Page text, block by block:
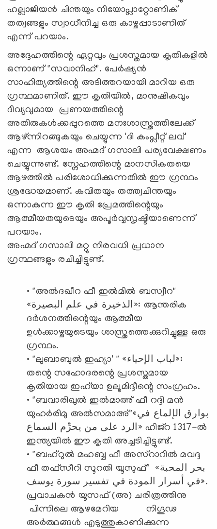
ഹല്ലാജിയൻ ചിന്തയും നിയോപ്ലാറ്റോണിക്
തത്വങ്ങളും സ്വാധീനിച്ച ഒരു കാഴ്ചപ്പാടാണിത്
എന്ന് പറയാം.
അദ്ദേഹത്തിന്റെ ഏറ്റവും പ്രശസ്തമായ കൃതികളിൽ
ഒന്നാണ് "സവാനിഹ്". പേർഷ്യൻ
സാഹിത്യത്തിന്റെ അടിത്തറയായി മാറിയ ഒരു
ഗ്രന്ഥമാണിത്. ഈ കൃതിയിൽ, മാനുഷികവും
ദിവ്യവുമായ പ്രണയത്തിന്റെ
അതിരുകൾക്കപ്പുറത്തെ മനഃശാസ്ത്രത്തിലേക്ക്
ആഴ്ന്നിറങ്ങുകയും ചെയ്യുന്ന 'ദി കംപ്ലീറ്റ് ലവ്'
എന്ന ആശയം അഹ്മദ് ഗസാലി പര്യവേക്ഷണം
ചെയ്യുന്നുണ്ട്. സ്നേഹത്തിന്റെ മാനസികതയെ
ആഴത്തിൽ പരിശോധിക്കുന്നതിൽ ഈ ഗ്രന്ഥം
ശ്രദ്ധേയമാണ്. കവിതയും തത്ത്വചിന്തയും
ഒന്നാകുന്ന ഈ കൃതി പ്രേമത്തിന്റെയും
ആത്മീയതയുടെയും അപൂർവ്വസൃഷ്ടിയാണെന്ന്
പറയാം.
അഹ്മദ് ഗസാലി മറ്റു നിരവധി പ്രധാന
ഗ്രന്ഥങ്ങളും രചിച്ചിട്ടുണ്ട്.
• "അൽദഖീറ ഫീ ഇൽമിൽ ബസ്വീറ"
«الذخيرة في علم البصيرة»: ആന്തരിക
ദർശനത്തിന്റെയും ആത്മീയ
ഉൾക്കാഴ്ചയുടെയും ശാസ്ത്രത്തെക്കുറിച്ചുള്ള ഒരു
ഗ്രന്ഥം.
• "ലുബാബുൽ ഇഹ്യാ' " «لباب الإحياء»:
തന്റെ സഹോദരന്റെ പ്രശസ്തമായ
കൃതിയായ ഇഹ്‍യാ ഉലൂമിദ്ദീന്റെ സംഗ്രഹം.
• "ബവാരിഖുൽ ഇൽമാഅ് ഫീ റദ്ദി മൻ
യുഹർരിമു അൽസമാഅ്"«بوارق الإلماع في
الرد على من يحرِّم السماع» ഹിജ്റ 1317-ൽ
ഇന്ത്യയിൽ ഈ കൃതി അച്ചടിച്ചിട്ടുണ്ട്.
• "ബഹ്‌റുൽ മഹബ്ബ ഫീ അസ്റാറിൽ മവദ്ദ
ഫീ തഫ്സീറി സൂറതി യൂസുഫ്" «بحر المحبة
في أسرار المودة في تفسير سورة يوسف».
പ്രവാചകൻ യൂസഫ് (അ) ചരിത്രത്തിനു
പിന്നിലെ ആഴമേറിയ നിഗൂഢ
അർത്ഥങ്ങൾ എടുത്തുകാണിക്കുന്ന